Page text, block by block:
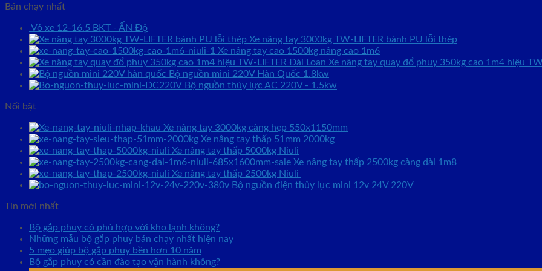
Bán chạy nhất
Vỏ xe 12-16.5 BKT - ẤN Độ
Xe nâng tay 3000kg TW-LIFTER bánh PU lỗi thép
Xe nâng tay cao 1500kg nâng cao 1m6
Xe nâng tay quay đổ phuy 350kg cao 1m4 hiệu
Bộ nguồn mini 220V Hàn Quốc 1.8kw
Bộ nguồn thủy lực AC 220V - 1.5kw
Nổi bật
Xe nâng tay 3000kg càng hẹp 550x1150mm
Xe nâng tay thấp 51mm 2000kg
Xe nâng tay thấp 5000kg Niuli
Xe nâng tay thấp 2500kg càng dài 1m8
Xe nâng tay thấp 2500kg Niuli
Bộ nguồn điện thủy lực mini 12v 24V 220V
Tin mới nhất
Bộ gắp phuy có phù hợp với kho lạnh không?
Những mẫu bộ gắp phuy bán chạy nhất hiện nay
5 mẹo giúp bộ gắp phuy bền hơn 10 năm
Bộ gắp phuy có cần đào tạo vận hành không?